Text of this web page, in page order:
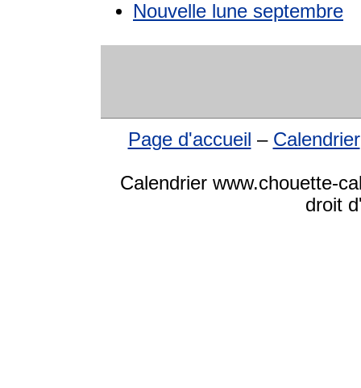
Nouvelle lune septembre
Page d'accueil – Calendrier
Calendrier www.chouette-
droit